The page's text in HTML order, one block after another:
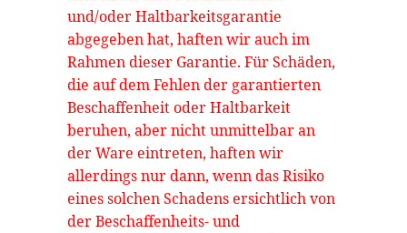
und/oder Haltbarkeitsgarantie
abgegeben hat, haften wir auch im
Rahmen dieser Garantie. Für Schäden,
die auf dem Fehlen der garantierten
Beschaffenheit oder Haltbarkeit
beruhen, aber nicht unmittelbar an
der Ware eintreten, haften wir
allerdings nur dann, wenn das Risiko
eines solchen Schadens ersichtlich von
der Beschaffenheits- und